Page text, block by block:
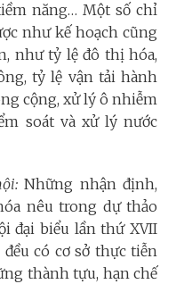
năng… Một số chỉ
như kế hoạch cũng
như tỷ lệ đô thị hóa,
tỷ lệ vận tải hành
cộng, xử lý ô nhiễm
soát và xử lý nước
Những nhận định,
nêu trong dự thảo
đại biểu lần thứ XVII
có cơ sở thực tiễn
thành tựu, hạn chế